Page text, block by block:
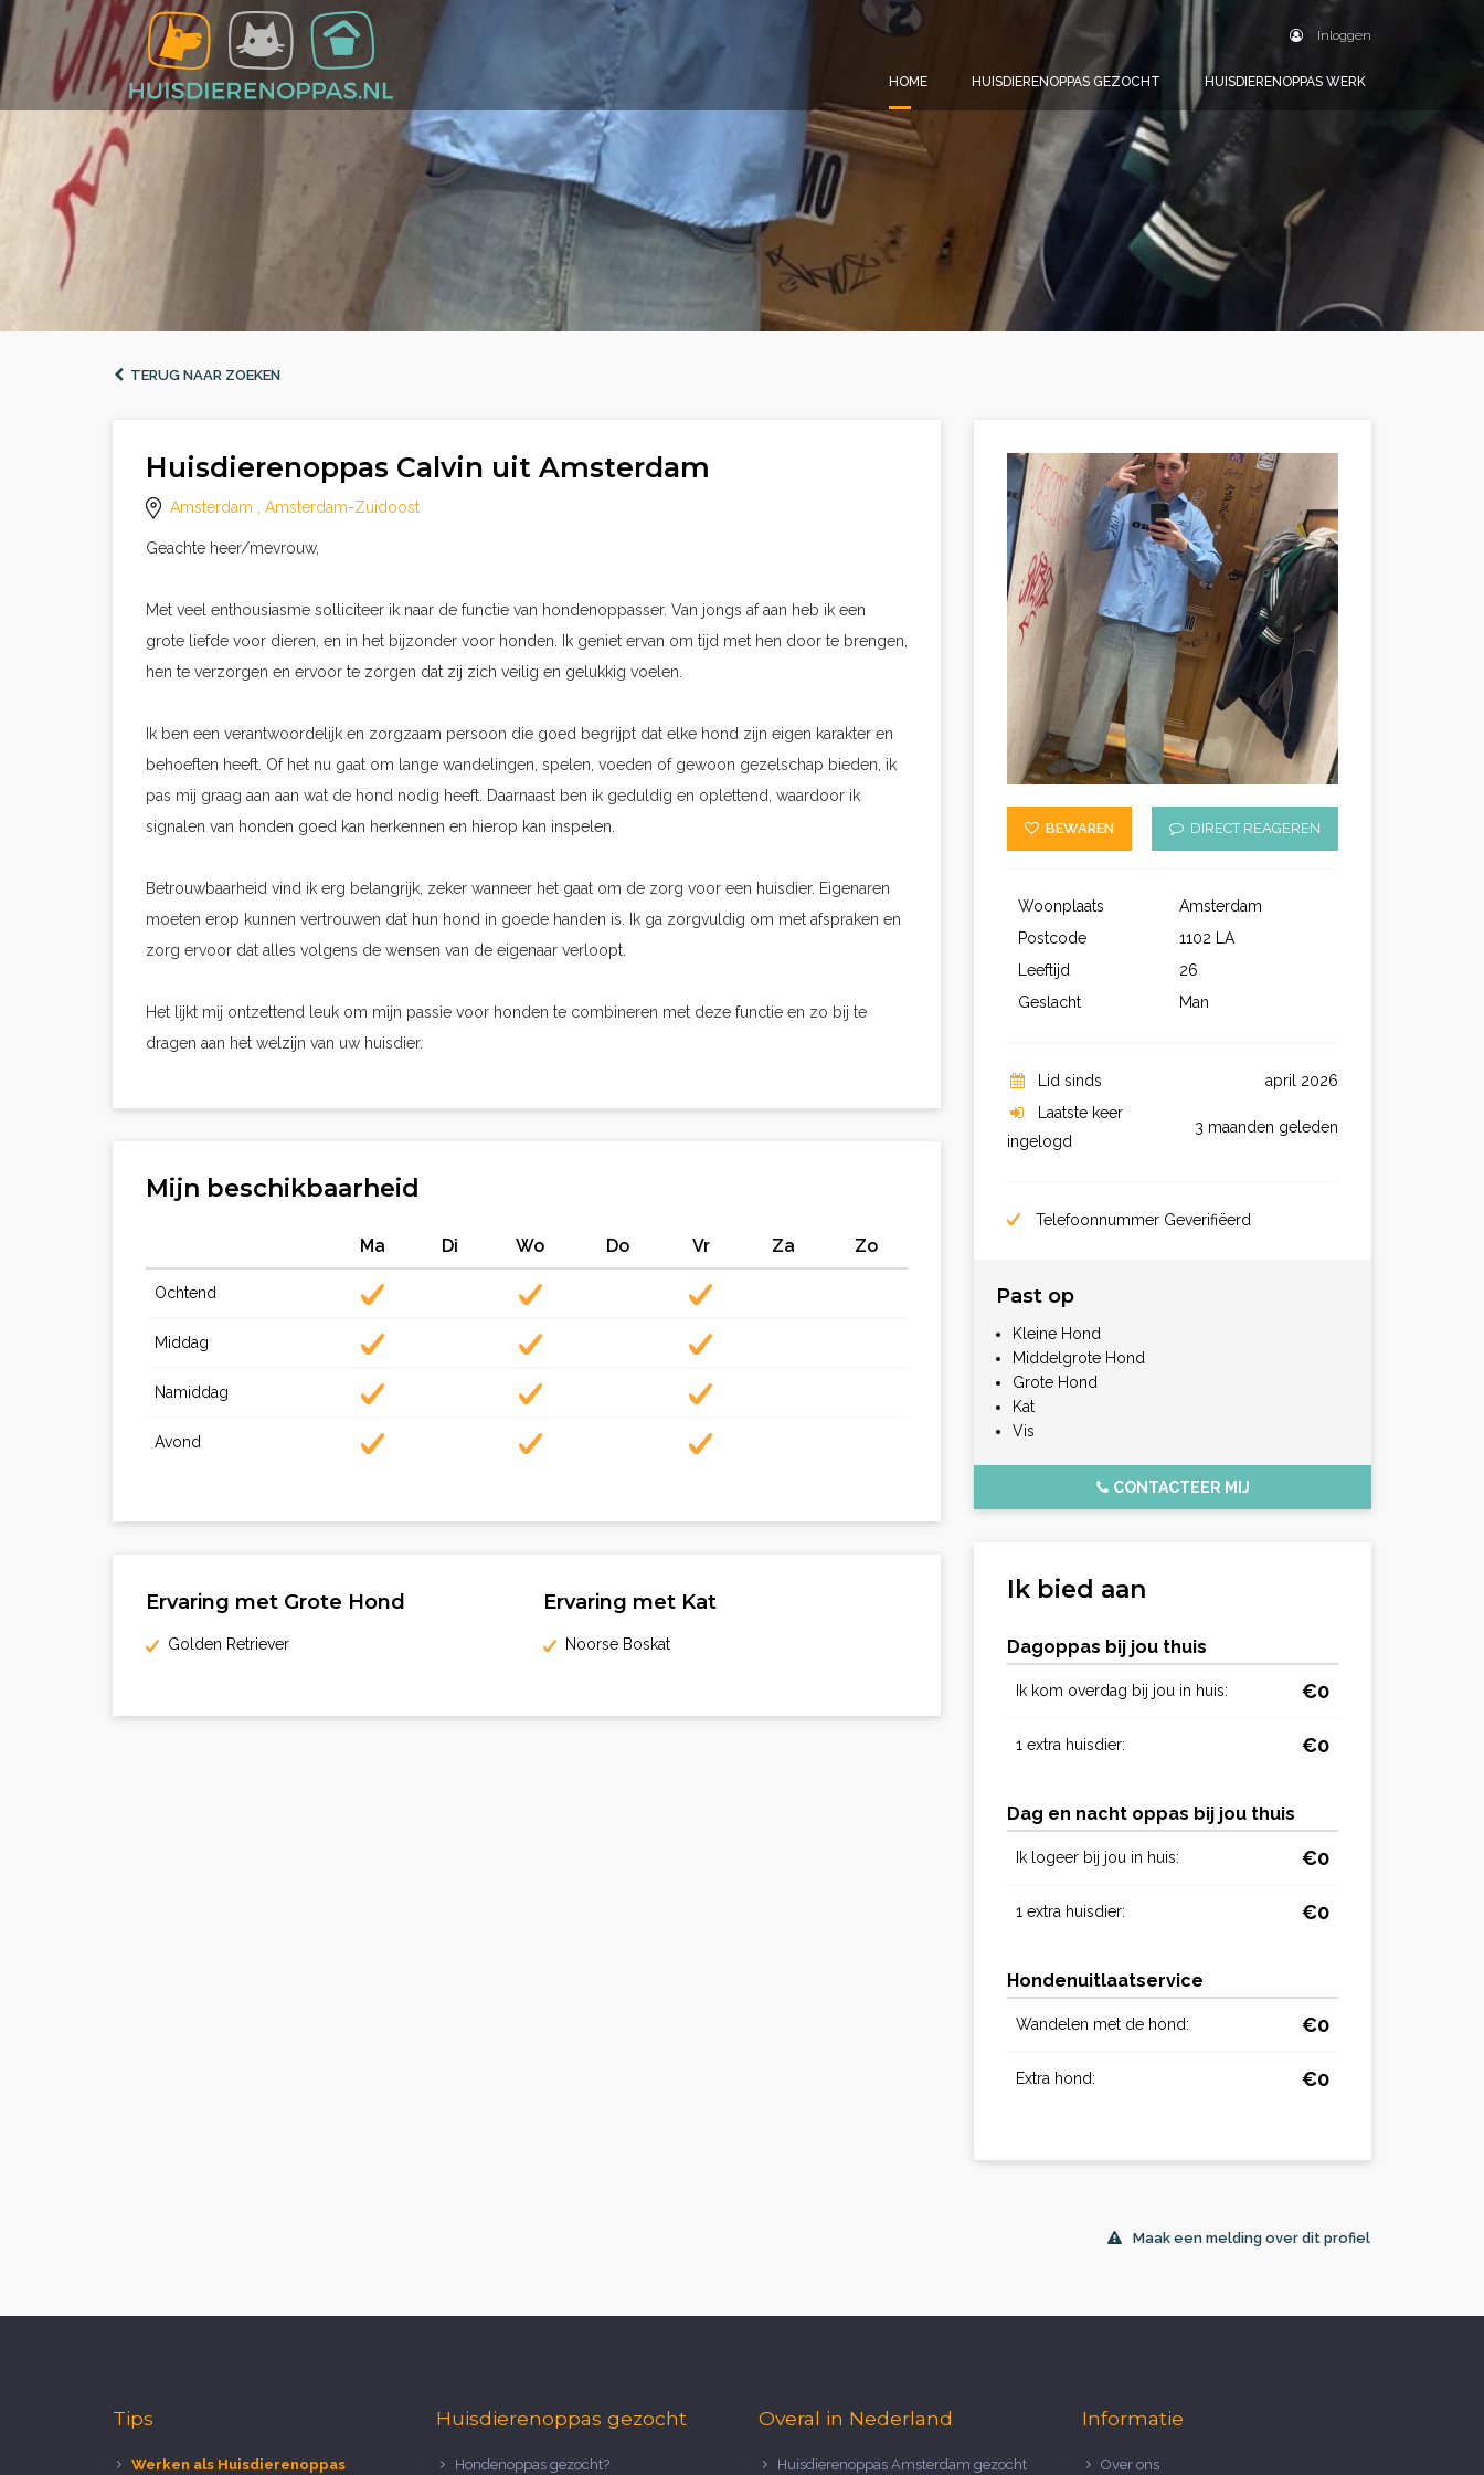
Inloggen
HOME HUISDIERENOPPAS GEZOCHT HUISDIERENOPPAS WERK
TERUG NAAR ZOEKEN
Huisdierenoppas Calvin uit Amsterdam
Amsterdam , Amsterdam-Zuidoost
Geachte heer/mevrouw,
Met veel enthousiasme solliciteer ik naar de functie van hondenoppasser. Van jongs af aan heb ik een
grote liefde voor dieren, en in het bijzonder voor honden. Ik geniet ervan om tijd met hen door te brengen,
hen te verzorgen en ervoor te zorgen dat zij zich veilig en gelukkig voelen.
Ik ben een verantwoordelijk en zorgzaam persoon die goed begrijpt dat elke hond zijn eigen karakter en
behoeften heeft. Of het nu gaat om lange wandelingen, spelen, voeden of gewoon gezelschap bieden, ik
pas mij graag aan aan wat de hond nodig heeft. Daarnaast ben ik geduldig en oplettend, waardoor ik
signalen van honden goed kan herkennen en hierop kan inspelen.
Betrouwbaarheid vind ik erg belangrijk, zeker wanneer het gaat om de zorg voor een huisdier. Eigenaren
moeten erop kunnen vertrouwen dat hun hond in goede handen is. Ik ga zorgvuldig om met afspraken en
zorg ervoor dat alles volgens de wensen van de eigenaar verloopt.
Het lijkt mij ontzettend leuk om mijn passie voor honden te combineren met deze functie en zo bij te
dragen aan het welzijn van uw huisdier.
Mijn beschikbaarheid
Ma Di Wo Do Vr Za Zo
Ochtend
Middag
Namiddag
Avond
Ervaring met Grote Hond
Golden Retriever
Ervaring met Kat
Noorse Boskat
BEWAREN DIRECT REAGEREN
Woonplaats
Amsterdam
Postcode
1102 LA
Leeftijd
26
Geslacht
Man
Lid sinds
april 2026
Laatste keer
ingelogd
3 maanden geleden
Telefoonnummer Geverifiëerd
Past op
Kleine Hond
Middelgrote Hond
Grote Hond
Kat
Vis
CONTACTEER MIJ
Ik bied aan
Dagoppas bij jou thuis
Ik kom overdag bij jou in huis: €0
1 extra huisdier: €0
Dag en nacht oppas bij jou thuis
Ik logeer bij jou in huis: €0
1 extra huisdier: €0
Hondenuitlaatservice
Wandelen met de hond: €0
Extra hond: €0
Maak een melding over dit profiel
Tips
Werken als Huisdierenoppas
Huisdierenoppas gezocht
Hondenoppas gezocht?
Overal in Nederland
Huisdierenoppas Amsterdam gezocht
Informatie
Over ons